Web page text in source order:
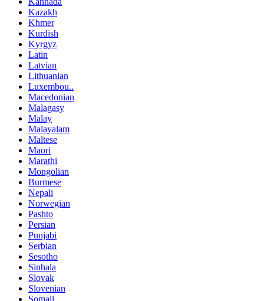
Kazakh
Khmer
Kurdish
Kyrgyz
Latin
Latvian
Lithuanian
Luxembou..
Macedonian
Malagasy
Malay
Malayalam
Maltese
Maori
Marathi
Mongolian
Burmese
Nepali
Norwegian
Pashto
Persian
Punjabi
Serbian
Sesotho
Sinhala
Slovak
Slovenian